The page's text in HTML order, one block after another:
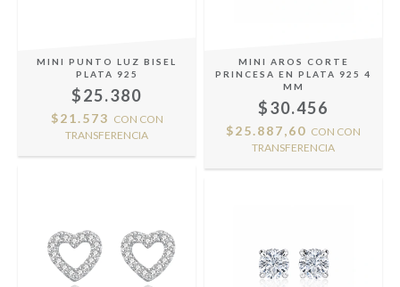
MINI PUNTO LUZ BISEL
PLATA 925
$25.380
$21.573 CON CON
TRANSFERENCIA
MINI AROS CORTE
PRINCESA EN PLATA 925 4
MM
$30.456
$25.887,60 CON CON
TRANSFERENCIA